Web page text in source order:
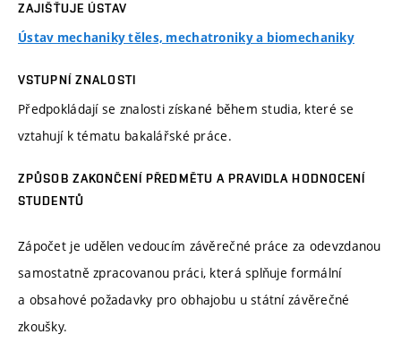
ZAJIŠŤUJE ÚSTAV
Ústav mechaniky těles, mechatroniky a biomechaniky
VSTUPNÍ ZNALOSTI
Předpokládají se znalosti získané během studia, které se
vztahují k tématu bakalářské práce.
ZPŮSOB ZAKONČENÍ PŘEDMĚTU A PRAVIDLA HODNOCENÍ
STUDENTŮ
Zápočet je udělen vedoucím závěrečné práce za odevzdanou
samostatně zpracovanou práci, která splňuje formální
a obsahové požadavky pro obhajobu u státní závěrečné
zkoušky.